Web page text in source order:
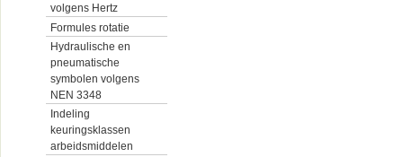
volgens Hertz
Formules rotatie
Hydraulische en
pneumatische
symbolen volgens
NEN 3348
Indeling
keuringsklassen
arbeidsmiddelen